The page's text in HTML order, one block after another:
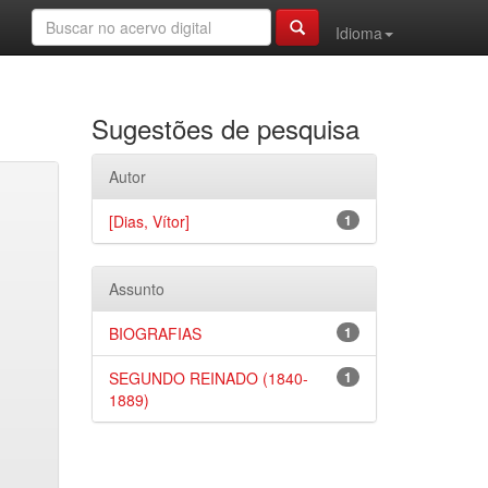
Idioma
Sugestões de pesquisa
Autor
1
[Dias, Vítor]
Assunto
1
BIOGRAFIAS
1
SEGUNDO REINADO (1840-
1889)